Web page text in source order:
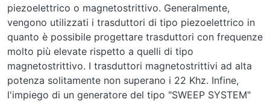
piezoelettrico o magnetostrittivo. Generalmente,
vengono utilizzati i trasduttori di tipo piezoelettrico in
quanto è possibile progettare trasduttori con frequenze
molto più elevate rispetto a quelli di tipo
magnetostrittivo. I trasduttori magnetostrittivi ad alta
potenza solitamente non superano i 22 Khz. Infine,
l'impiego di un generatore del tipo "SWEEP SYSTEM"